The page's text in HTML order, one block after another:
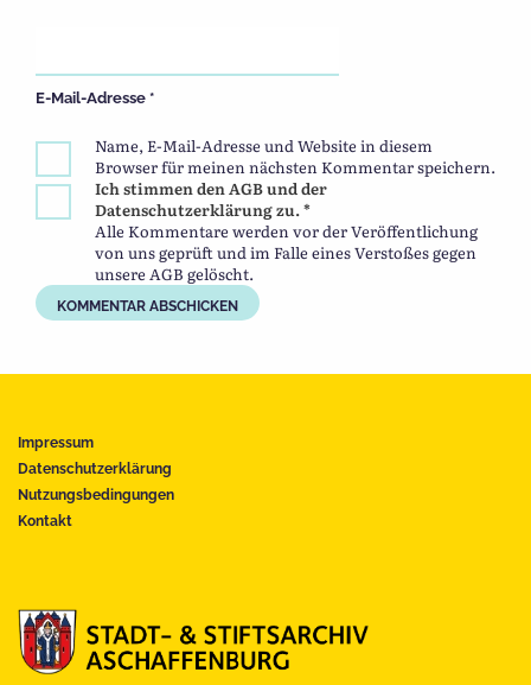
E-Mail-Adresse *
Name, E-Mail-Adresse und Website in diesem
Browser für meinen nächsten Kommentar speichern.
Ich stimmen den AGB und der
Datenschutzerklärung zu. *
Alle Kommentare werden vor der Veröffentlichung
von uns geprüft und im Falle eines Verstoßes gegen
unsere AGB gelöscht.
Impressum
Datenschutzerklärung
Nutzungsbedingungen
Kontakt